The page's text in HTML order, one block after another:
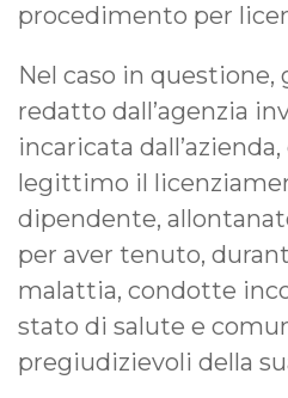
procedimento per
Nel caso in questione,
redatto dall’agenzia
incaricata
legittimo il
dipendente,
per aver tenuto,
malattia, condotte
stato di salute e
pregiudizievoli della